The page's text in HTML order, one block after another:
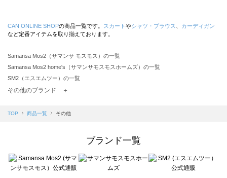
CAN ONLINE SHOPの商品一覧です。 スカート やシャツ・ブラウス
カーディガン
など定番アイテムを取り揃えております。
Samansa Mos2（サマンサ モスモス）の一覧
Samansa Mos2 home's（サマンサモスモスホームズ）の一覧
SM2（エスエムツー）の一覧
TSUHARU by Samansa Mos2（ツハルバイサマンサモスモス）の一覧
Samansa Mos2 blue（サマンサモスモス ブルー）の一覧
Te chichi（テチチ）の一覧
Te chichi CLASSIC（テチチ クラシック）の一覧
その他のブランド ＋
TOP 商品一覧 その他
ブランド一覧